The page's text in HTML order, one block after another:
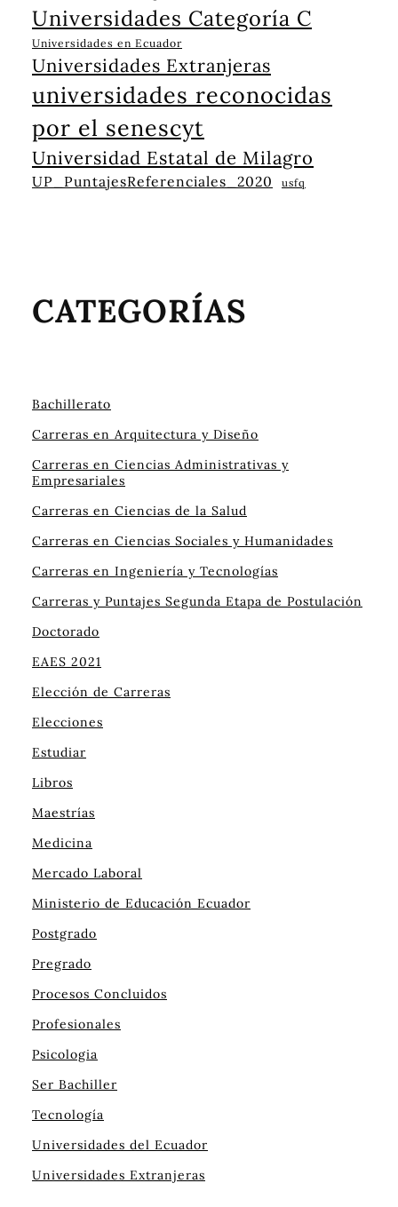
Universidades Categoría C
Universidades en Ecuador
Universidades Extranjeras
universidades reconocidas
por el senescyt
Universidad Estatal de Milagro
UP_PuntajesReferenciales_2020 usfq
CATEGORÍAS
Bachillerato
Carreras en Arquitectura y Diseño
Carreras en Ciencias Administrativas y
Empresariales
Carreras en Ciencias de la Salud
Carreras en Ciencias Sociales y Humanidades
Carreras en Ingeniería y Tecnologías
Carreras y Puntajes Segunda Etapa de Postulación
Doctorado
EAES 2021
Elección de Carreras
Elecciones
Estudiar
Libros
Maestrías
Medicina
Mercado Laboral
Ministerio de Educación Ecuador
Postgrado
Pregrado
Procesos Concluidos
Profesionales
Psicologia
Ser Bachiller
Tecnología
Universidades del Ecuador
Universidades Extranjeras